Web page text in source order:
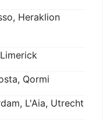
Heraklion
Qormi
L'Aia, Utrecht